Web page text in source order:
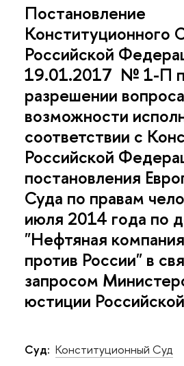
Постановление
Конституционного
Российской
19.01.2017 № 1-П
разрешении
возможности
соответствии с
Российской
постановления
Суда по правам
июля 2014 года по
"Нефтяная
против России" в
запросом
юстиции
Суд: Конституционный Суд